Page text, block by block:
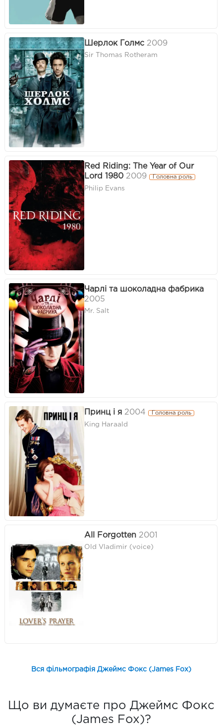
Шерлок Голмс 2009
Sir Thomas Rotheram
Red Riding: The Year of Our
Lord 1980 2009 Головна роль
Philip Evans
Чарлі та шоколадна фабрика
2005
Mr. Salt
Принц і я 2004 Головна роль
King Haraald
All Forgotten 2001
Old Vladimir (voice)
Вся фільмографія Джеймс Фокс (James Fox)
Що ви думаєте про Джеймс Фокс
(James Fox)?